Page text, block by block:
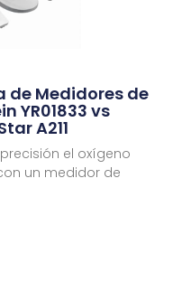
Medidores de
YR01833 vs
A211
el oxígeno
un medidor de